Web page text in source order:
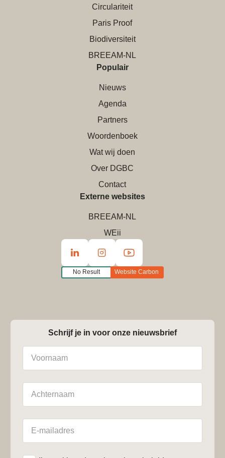
Circulariteit
Paris Proof
Biodiversiteit
BREEAM-NL
Populair
Nieuws
Agenda
Partners
Woordenboek
Wat wij doen
Over DGBC
Contact
Externe websites
BREEAM-NL
WEii
No Result Website Carbon
Schrijf je in voor onze nieuwsbrief
mailadres